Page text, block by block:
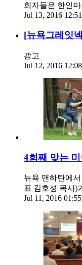
회자들은 한인
Jul 13, 2016
[뉴욕그레잇
광고
Jul 12, 2016
4회째 맞는
뉴욕 맨하탄에
표 김호성 목사)
Jul 11, 2016